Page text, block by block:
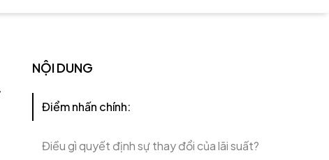
NỘI DUNG
Điểm nhấn chính:
Điều gì quyết định sự thay đổi của lãi suất?